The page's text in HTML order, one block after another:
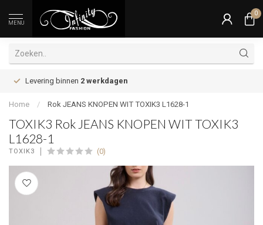
MENU
0
Levering binnen 2 werkdagen
Home / Rok JEANS KNOPEN WIT TOXIK3 L1628-1
TOXIK3 Rok JEANS KNOPEN WIT TOXIK3
L1628-1
TOXIK3 (0)